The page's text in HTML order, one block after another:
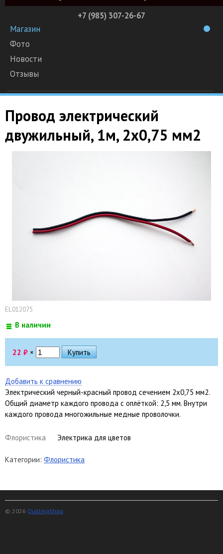
+7 (985) 307-26-67
Магазин
Фото
Новости
Отзывы
Провод электрический
двужильный, 1м, 2x0,75 мм2
EL012075
В наличии
22 ₽ ×
Добавить к сравнению
Электрический черный-красный провод сечением 2х0,75 мм2.
Общий диаметр каждого провода с оплёткой: 2,5 мм. Внутри
каждого провода многожильные медные проволочки.
Флористика Электрика для цветов
Категории: Флористика
© 2026 QuillingShop